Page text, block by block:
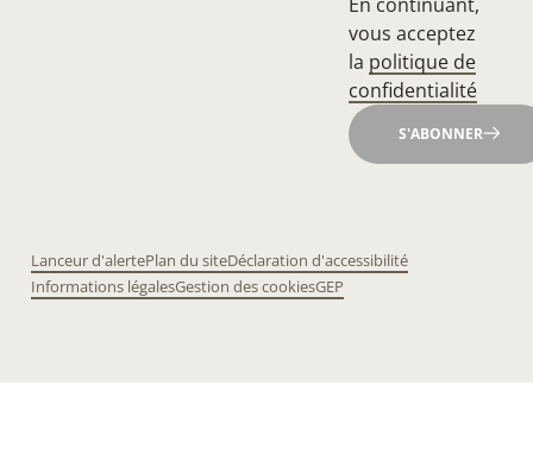
vous acceptez
la politique de
confidentialité
S'ABONNER
Lanceur d'alertePlan du siteDéclaration d'accessibilité
Informations légalesGestion des cookiesGEP